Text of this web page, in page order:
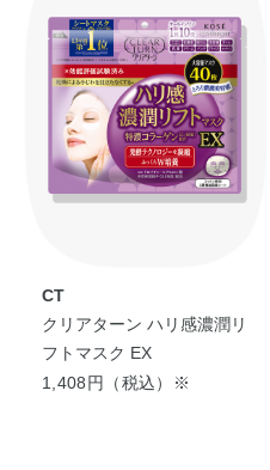
CT
クリアターン ハリ感濃潤リ
フトマスク EX
1,408円（税込）※